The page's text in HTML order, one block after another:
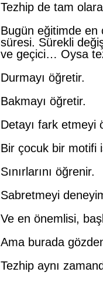
Tezhip de tam
Bugün eğitimde en
süresi. Sürekli
ve geçici… Oysa
Durmayı öğretir.
Bakmayı öğretir.
Detayı fark etmeyi
Bir çocuk bir motifi
Sınırlarını öğrenir.
Sabretmeyi
Ve en önemlisi,
Ama burada
Tezhip aynı